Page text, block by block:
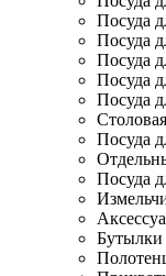
Посуда
Посуда
Посуда
Посуда
Посуда
Посуда
Посуда
Бутылки